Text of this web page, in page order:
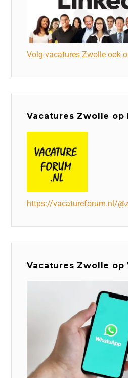
Volg vacatures Zwolle ook
Vacatures Zwolle op
https://vacatureforum.nl/
Vacatures Zwolle op